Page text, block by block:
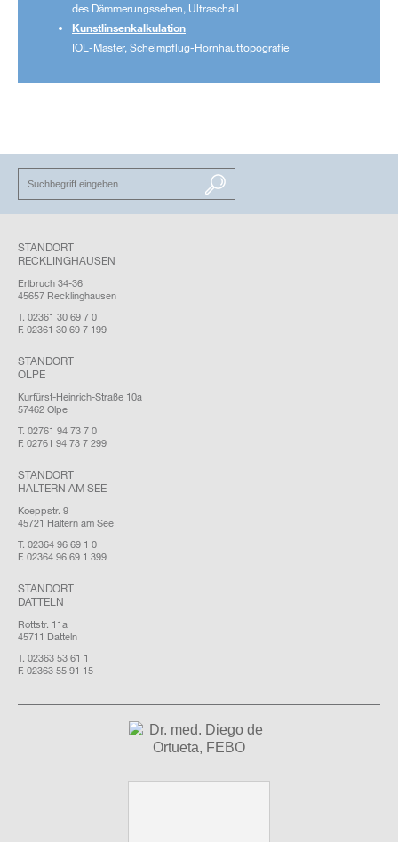
des Dämmerungssehen, Ultraschall
Kunstlinsenkalkulation
IOL-Master, Scheimpflug-Hornhauttopografie
SUCHEN
STANDORT
RECKLINGHAUSEN
Erlbruch 34-36
45657 Recklinghausen
T. 02361 30 69 7 0
F. 02361 30 69 7 199
STANDORT
OLPE
Kurfürst-Heinrich-Straße 10a
57462 Olpe
T. 02761 94 73 7 0
F. 02761 94 73 7 299
STANDORT
HALTERN AM SEE
Koeppstr. 9
45721 Haltern am See
T. 02364 96 69 1 0
F. 02364 96 69 1 399
STANDORT
DATTELN
Rottstr. 11a
45711 Datteln
T. 02363 53 61 1
F. 02363 55 91 15